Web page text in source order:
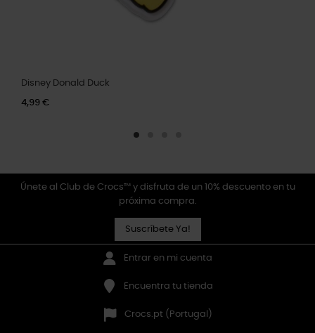
Disney Donald Duck
4,99 €
Únete al Club de Crocs™ y disfruta de un 10% descuento en tu
próxima compra.
Suscríbete Ya!
Entrar en mi cuenta
Encuentra tu tienda
Crocs.pt (Portugal)